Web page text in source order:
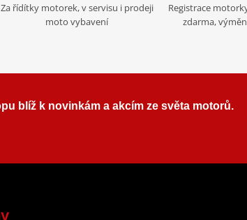
Za řídítky motorek, v servisu i prodeji
moto vybavení
Registrace
zdarma,
blíž k novinkám a akcím ze světa motorů.